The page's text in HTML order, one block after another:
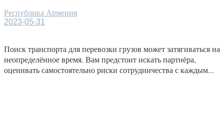
Республика Армения
2023-05-31
Поиск транспорта для перевозки грузов может затягиваться на
неопределённое время. Вам предстоит искать партнёра,
оценивать самостоятельно риски сотрудничества с каждым...